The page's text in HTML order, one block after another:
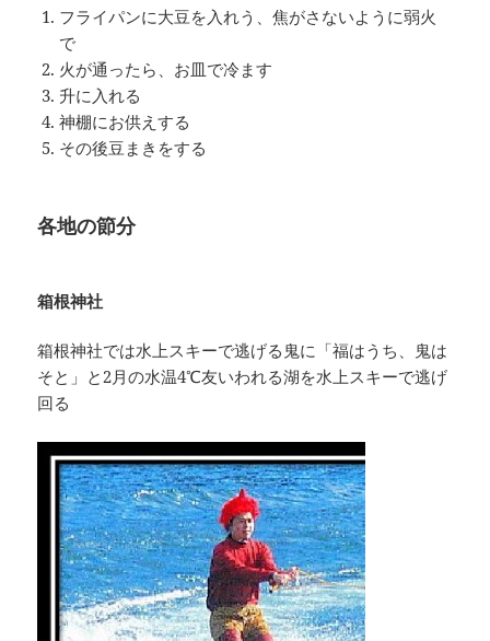
フライパンに大豆を入れう、焦がさないように弱火
で
火が通ったら、お皿で冷ます
升に入れる
神棚にお供えする
その後豆まきをする
各地の節分
箱根神社
箱根神社では水上スキーで逃げる鬼に「福はうち、鬼は
そと」と2月の水温4℃友いわれる湖を水上スキーで逃げ
回る